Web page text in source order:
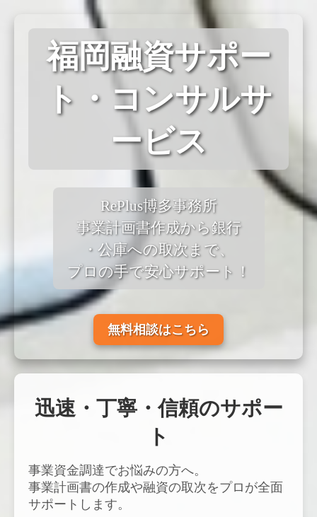
福岡融資サポー
ト・コンサルサ
ービス
RePlus博多事務所
事業計画書作成から銀行
・公庫への取次まで、
プロの手で安心サポート！
無料相談はこちら
迅速・丁寧・信頼のサポー
ト
事業資金調達でお悩みの方へ。
事業計画書の作成や融資の取次をプロが全面
サポートします。